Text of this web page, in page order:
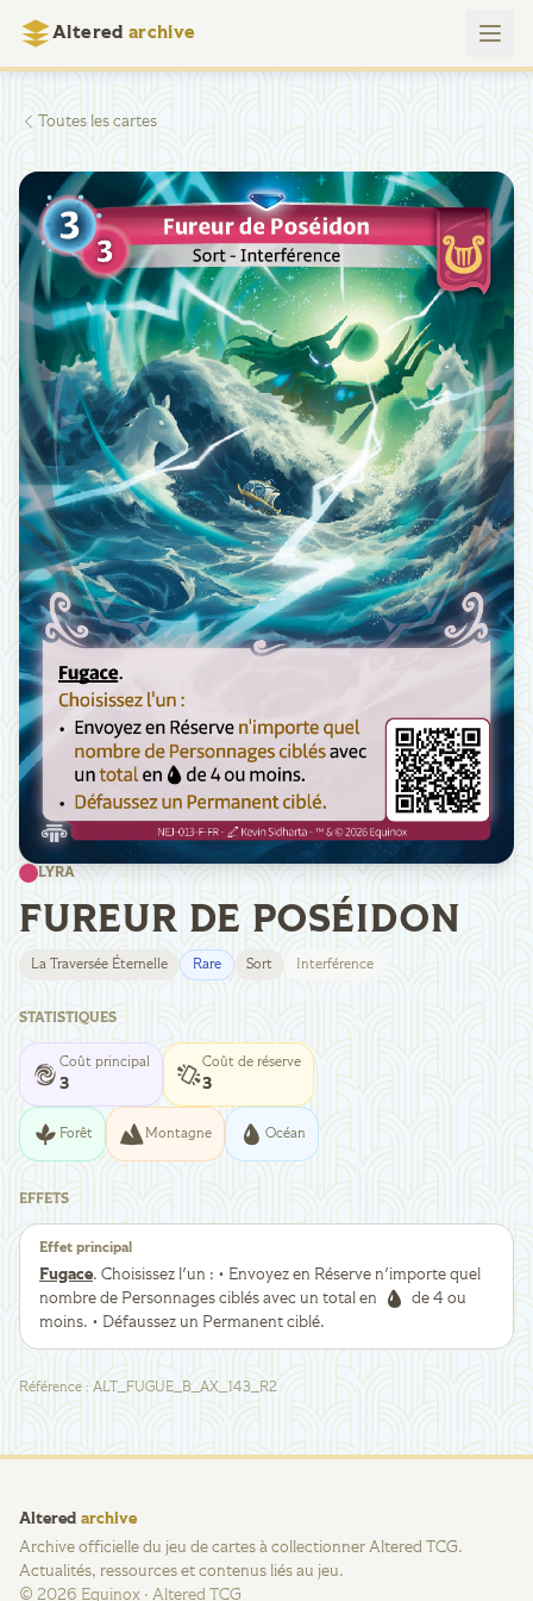
Altered archive
Toutes les cartes
LYRA
FUREUR DE POSÉIDON
La Traversée Éternelle Rare Sort Interférence
STATISTIQUES
Coût principal
3
Coût de réserve
3
Forêt Montagne Océan
EFFETS
Effet principal
Fugace. Choisissez l'un : • Envoyez en Réserve n'importe quel
nombre de Personnages ciblés avec un total en
de 4 ou
moins. • Défaussez un Permanent ciblé.
Référence:ALT_FUGUE_B_AX_143_R2
Altered archive
Archive officielle du jeu de cartes à collectionner Altered TCG.
Actualités, ressources et contenus liés au jeu.
© 2026 Equinox · Altered TCG